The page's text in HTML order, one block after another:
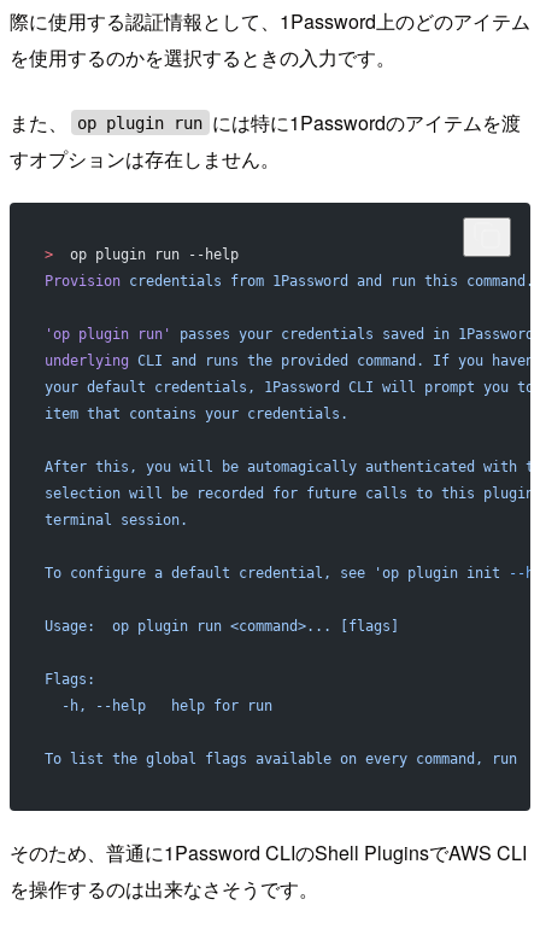
際に使用する認証情報として、1Password上のどのアイテム
を使用するのかを選択するときの入力です。
また、 op plugin run には特に1Passwordのアイテムを渡
すオプションは存在しません。
>
  op plugin run --help
Provision credentials from 1Password and run this command.
'op plugin run' passes your credentials saved in 1Password
underlying CLI and runs the provided command. If you
your default credentials, 1Password CLI will prompt you
item that contains your credentials.
After this, you will be automagically authenticated with
selection will be recorded for future calls to this plugin
terminal session.
To configure a default credential, see 'op plugin init --
Usage:  op plugin run <command>... [flags]
Flags:
  -h, --help   help for run
To list the global flags available on every command, run
そのため、普通に1Password CLIのShell PluginsでAWS CLI
を操作するのは出来なさそうです。